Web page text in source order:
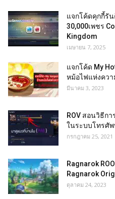
แจกโค้ดคุกกี้รั
30,000เพชร
Kingdom
เมษายน 7, 2025
แจกโค้ด My
หม้อไฟแห่งคว
มีนาคม 3, 2023
ROV สอนวิธีกา
ในระบบโทรศั
กรกฎาคม 25, 2021
Ragnarok
Ragnarok
ตุลาคม 24, 2023